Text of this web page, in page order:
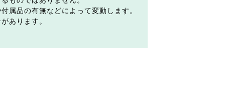
属品の有無などによって変動します。
あります。